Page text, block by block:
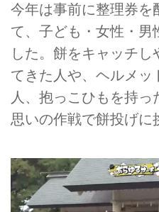
今年は事前に整理券を
て、子ども・女性・男
した。餅をキャッチし
てきた人や、ヘルメッ
人、抱っこひもを持
思いの作戦で餅投げに